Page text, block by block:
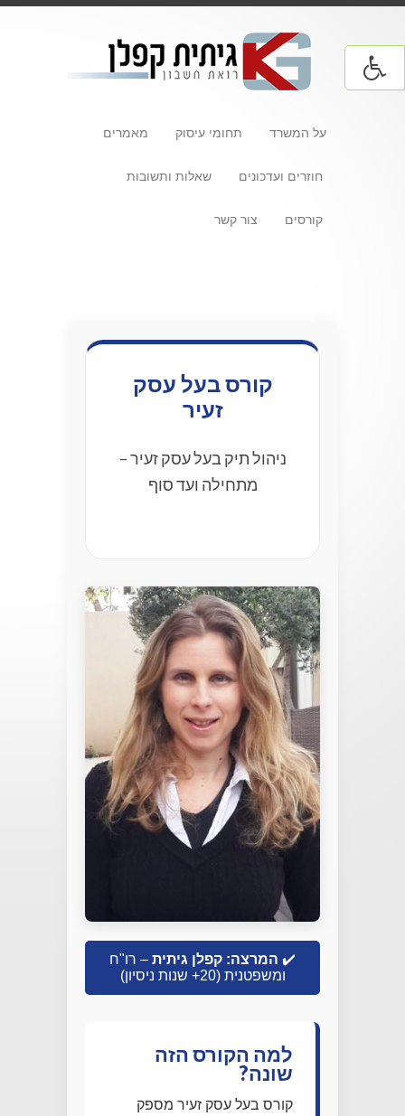
על המשרד תחומי עיסוק מאמרים
חוזרים ועדכונים שאלות ותשובות
קורסים צור קשר
קורס בעל עסק
זעיר
ניהול תיק בעל עסק זעיר –
מתחילה ועד סוף
✔️ המרצה: קפלן גיתית – רו"ח
ומשפטנית (20+ שנות ניסיון)
למה הקורס הזה
שונה?
קורס בעל עסק זעיר מספק